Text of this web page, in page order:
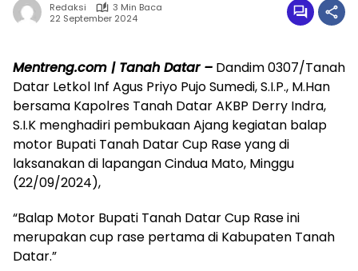
Redaksi
3 Min Baca
22 September 2024
Mentreng.com | Tanah Datar – Dandim 0307/Tanah
Datar Letkol Inf Agus Priyo Pujo Sumedi, S.I.P., M.Han
bersama Kapolres Tanah Datar AKBP Derry Indra,
S.I.K menghadiri pembukaan Ajang kegiatan balap
motor Bupati Tanah Datar Cup Rase yang di
laksanakan di lapangan Cindua Mato, Minggu
(22/09/2024),
“Balap Motor Bupati Tanah Datar Cup Rase ini
merupakan cup rase pertama di Kabupaten Tanah
Datar.”